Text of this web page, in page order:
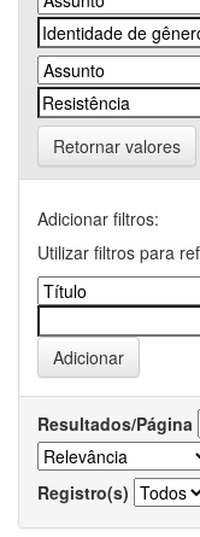
Retornar valores
Adicionar filtros:
Utilizar filtros para
Resultados/Página
Registro(s)